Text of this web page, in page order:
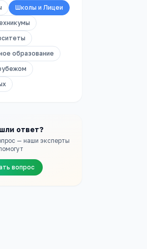
Школы и Лицеи
образование
ответ?
— наши эксперты
вопрос